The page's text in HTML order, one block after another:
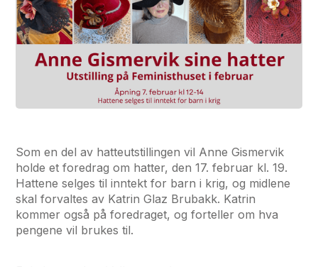
Som en del av hatteutstillingen vil Anne Gismervik
holde et foredrag om hatter, den 17. februar kl. 19.
Hattene selges til inntekt for barn i krig, og midlene
skal forvaltes av Katrin Glaz Brubakk. Katrin
kommer også på foredraget, og forteller om hva
pengene vil brukes til.